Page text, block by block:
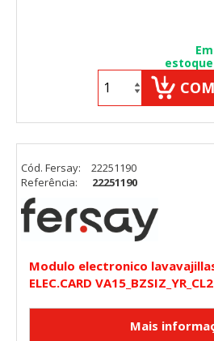
Em
estoque
Modulo electronico
ELEC.CARD VA15_BZSIZ_YR_CL2
Cód. Fersay:
22251190
Referência:
22251190